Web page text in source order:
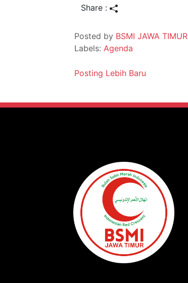
Share :
Posted by BSMI JAWA TIMUR
Labels: Agenda
Posting Lebih Baru